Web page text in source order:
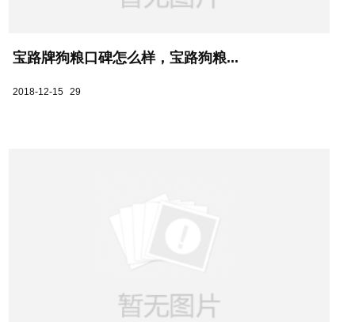
宝路牌狗粮口碑怎么样，宝路狗粮...
2018-12-15 29